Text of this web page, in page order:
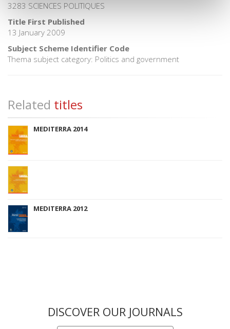
3283 SCIENCES POLITIQUES
Title First Published
13 January 2009
Subject Scheme Identifier Code
Thema subject category: Politics and government
Related titles
MEDITERRA 2014
MEDITERRA 2012
DISCOVER OUR JOURNALS